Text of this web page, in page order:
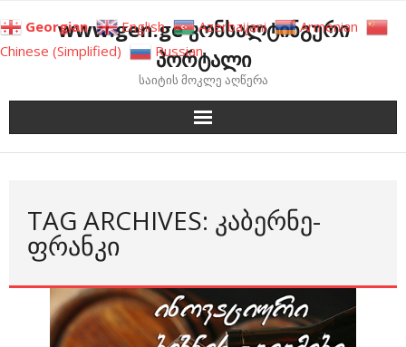
to
content
www.gen.ge კონსალტინგური
პორტალი
საიტის მოკლე აღწერა
TAG ARCHIVES: ᲙᲐᲑᲔᲠᲜᲔ-
ᲤᲠᲐᲜᲙᲘ
Georgian English Azerbaijani
Armenian
Chinese (Simplified)
Russian